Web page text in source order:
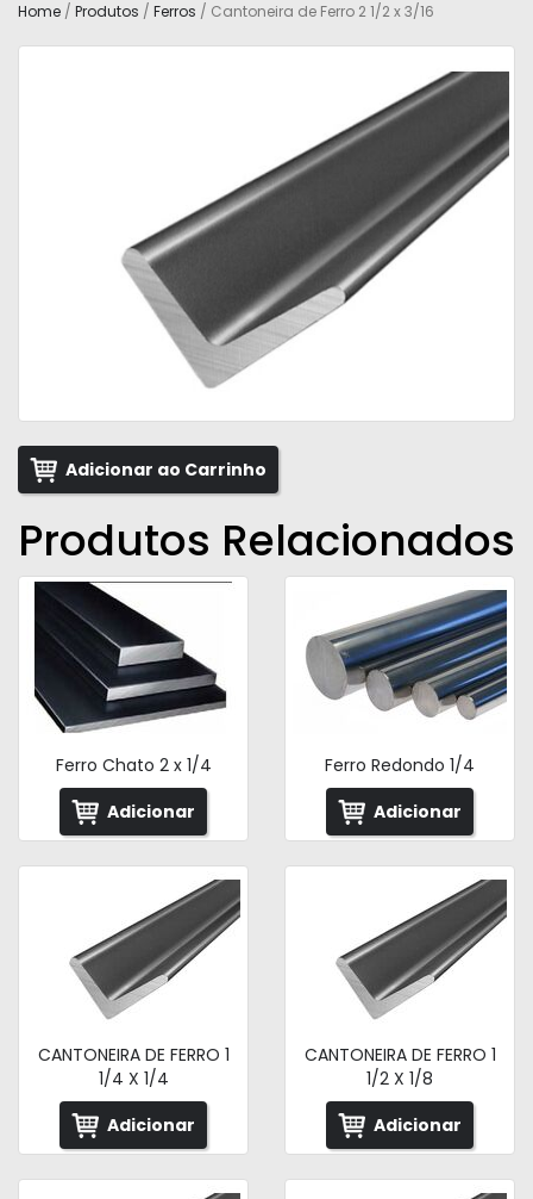
Home / Produtos / Ferros / Cantoneira de Ferro 2 1/2 x 3/16
Adicionar ao Carrinho
Produtos Relacionados
Ferro Chato 2 x 1/4
Adicionar
Ferro Redondo 1/4
Adicionar
CANTONEIRA DE FERRO 1
1/4 X 1/4
Adicionar
CANTONEIRA DE FERRO 1
1/2 X 1/8
Adicionar